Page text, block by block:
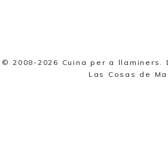
© 2008-2026 Cuina per a llaminers .
Las Cosas de